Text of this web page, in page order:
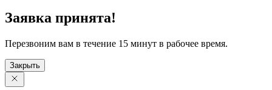
Заявка принята!
Перезвоним вам в течение 15 минут в рабочее время.
Закрыть